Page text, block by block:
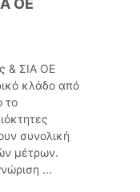
ΟΕ
& ΣΙΑ ΟΕ
κλάδο από
το
συνολική
μέτρων.
...